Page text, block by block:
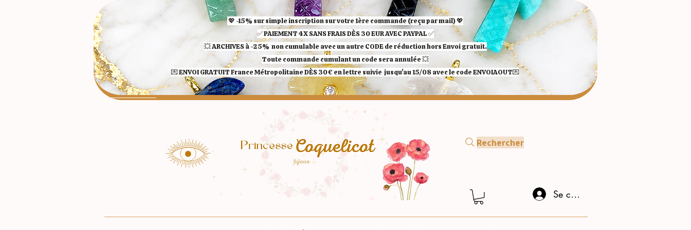
💖 -15% sur simple inscription sur votre 1ère commande (reçu par mail) 💖
✅ ​PAIEMENT 4X SANS FRAIS DÈS 30 EUR AVEC PAYPAL​ ✅​​​​​​​
💥 ARCHIVES à -25% non cumulable avec un autre CODE de réduction hors Envoi gratuit.
Toute commande cumulant un code sera annulée 💥
💌 ENVOI GRATUIT France Métropolitaine DÈS 30€ en lettre suivie jusqu'au 15/08 avec le code ENVOIAOUT💌​
Se connecter
Rechercher